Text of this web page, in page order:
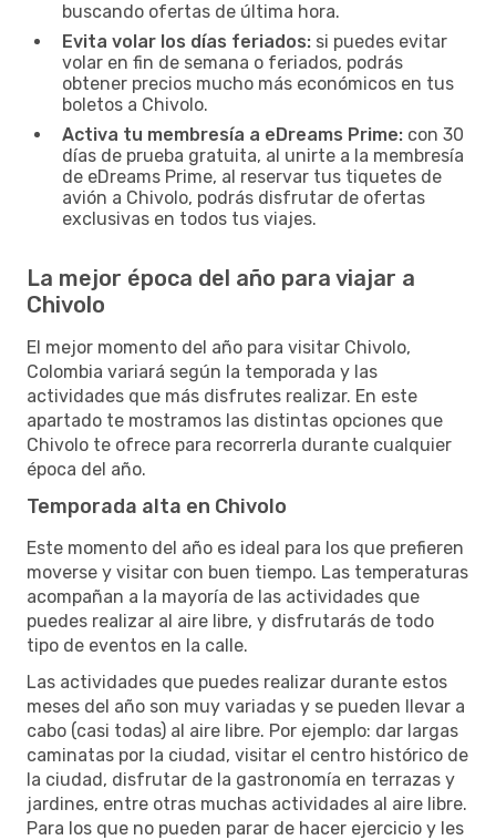
buscando ofertas de última hora.
Evita volar los días feriados: si puedes evitar
volar en fin de semana o feriados, podrás
obtener precios mucho más económicos en tus
boletos a Chivolo.
Activa tu membresía a eDreams Prime: con 30
días de prueba gratuita, al unirte a la membresía
de eDreams Prime, al reservar tus tiquetes de
avión a Chivolo, podrás disfrutar de ofertas
exclusivas en todos tus viajes.
La mejor época del año para viajar a
Chivolo
El mejor momento del año para visitar Chivolo,
Colombia variará según la temporada y las
actividades que más disfrutes realizar. En este
apartado te mostramos las distintas opciones que
Chivolo te ofrece para recorrerla durante cualquier
época del año.
Temporada alta en Chivolo
Este momento del año es ideal para los que prefieren
moverse y visitar con buen tiempo. Las temperaturas
acompañan a la mayoría de las actividades que
puedes realizar al aire libre, y disfrutarás de todo
tipo de eventos en la calle.
Las actividades que puedes realizar durante estos
meses del año son muy variadas y se pueden llevar a
cabo (casi todas) al aire libre. Por ejemplo: dar largas
caminatas por la ciudad, visitar el centro histórico de
la ciudad, disfrutar de la gastronomía en terrazas y
jardines, entre otras muchas actividades al aire libre.
Para los que no pueden parar de hacer ejercicio y les